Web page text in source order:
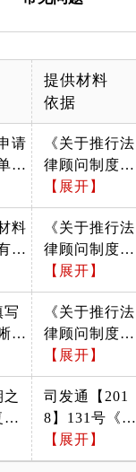
提供材料
依据
请
位
的
级
本
级
盖
应
）
。
《关于推行法
律顾问制度和
公职律师公司
律师制度的意
见》 中国共
党中央委员会
办公厅 中办发
[2016]30号
（二）坚持分
类规范实施。
从实际出发，
在党政机关、
人民团体、国
有企事业单位
分类推行法律
顾问制度和公
【展开】
料
企
为
应
性
委
对
件
择
标
《关于推行法
律顾问制度和
公职律师公司
律师制度的意
见》 中国共
党中央委员会
办公厅 中办发
[2016]30号
（二）坚持分
类规范实施。
从实际出发，
在党政机关、
【展开】
写
，
请
后
《关于推行法
律顾问制度和
公职律师公司
律师制度的意
见》 中国共
党中央委员会
办公厅 中办发
[2016]30号
【展开】
印
。
司发通【201
8】131号《公
司律师管理办
法》
【展开】